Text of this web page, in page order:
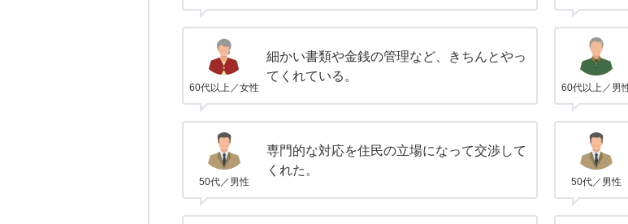
60代以上／女性
細かい書類や金銭の管理など、きちんとやっ
てくれている。
60代以上／男
50代／男性
専門的な対応を住民の立場になって交渉して
くれた。
50代／男性